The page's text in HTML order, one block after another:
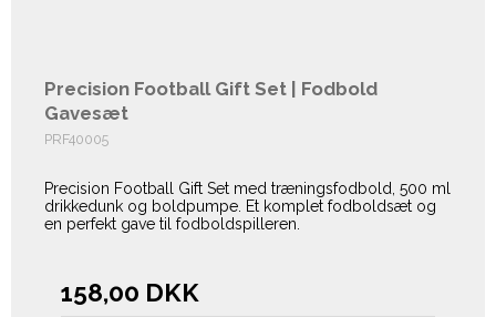
Precision Football Gift Set | Fodbold
Gavesæt
PRF40005
Precision Football Gift Set med træningsfodbold, 500 ml
drikkedunk og boldpumpe. Et komplet fodboldsæt og
en perfekt gave til fodboldspilleren.
158,00 DKK